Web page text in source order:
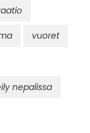
vuoret
nepalissa